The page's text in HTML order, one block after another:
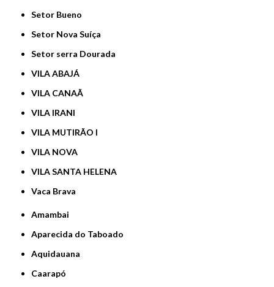
Setor Bueno
Setor Nova Suíça
Setor serra Dourada
VILA ABAJÁ
VILA CANAÃ
VILA IRANI
VILA MUTIRÃO I
VILA NOVA
VILA SANTA HELENA
Vaca Brava
Amambai
Aparecida do Taboado
Aquidauana
Caarapó